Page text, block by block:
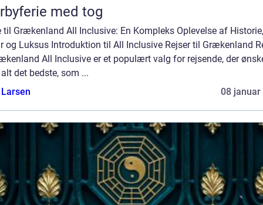
med tog
til Grækenland All Inclusive: En Kompleks Oplevelse af Historie,
og Luksus Introduktion til All Inclusive Rejser til Grækenland
All Inclusive er et populært valg for rejsende, der
det bedste, som ...
08 januar